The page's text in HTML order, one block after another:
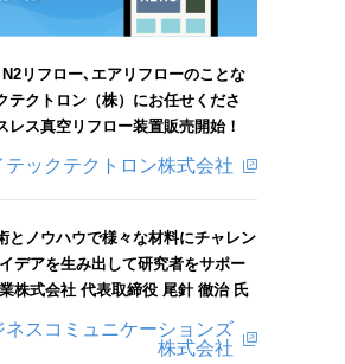
リフロー､エアリフローのことな
テクトロン（株）にお任せくださ
レス真空リフロー装置販売開始！
テックテクトロン株式会社
とノウハウで様々な材料にチャレン
デアを生み出して研究者をサポー
株式会社 代表取締役 尾針 徹治 氏
ネスコミュニケーションズ
株式会社